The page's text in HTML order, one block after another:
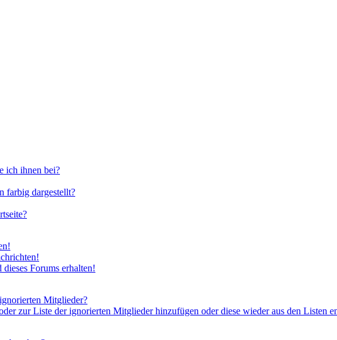
ich ihnen bei?
farbig dargestellt?
Forums erhalten!
Mitglieder?
zur Liste der ignorierten Mitglieder hinzufügen oder diese wieder aus den Listen